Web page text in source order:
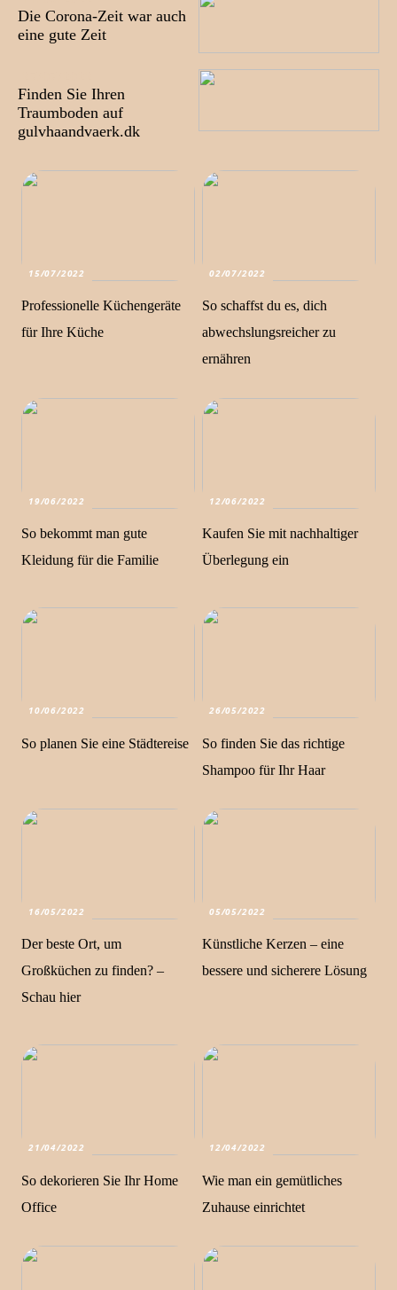
Die Corona-Zeit war auch
eine gute Zeit
Finden Sie Ihren
Traumboden auf
gulvhaandvaerk.dk
15/07/2022
Professionelle Küchengeräte
für Ihre Küche
02/07/2022
So schaffst du es, dich
abwechslungsreicher zu
ernähren
19/06/2022
So bekommt man gute
Kleidung für die Familie
12/06/2022
Kaufen Sie mit nachhaltiger
Überlegung ein
10/06/2022
So planen Sie eine Städtereise
26/05/2022
So finden Sie das richtige
Shampoo für Ihr Haar
16/05/2022
Der beste Ort, um
Großküchen zu finden? –
Schau hier
05/05/2022
Künstliche Kerzen – eine
bessere und sicherere Lösung
21/04/2022
So dekorieren Sie Ihr Home
Office
12/04/2022
Wie man ein gemütliches
Zuhause einrichtet